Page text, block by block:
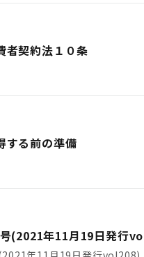
契約法１０条
る前の準備